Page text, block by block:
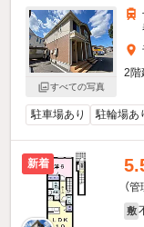
すべての写真
2階
駐車場あり 駐輪場あ
新着
（
敷